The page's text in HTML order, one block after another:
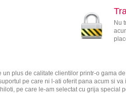
Nu
plus de calitate clientilor printr-o gama
pe care ni l-ati oferit pana acum si
pe care le-am selectat cu grija special